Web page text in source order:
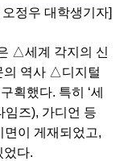
정우 대학생기자]
△세계 각지의 신
의 역사 △디지털
획했다. 특히 ‘세
임즈), 가디언 등
면이 게재되었고,
었다.